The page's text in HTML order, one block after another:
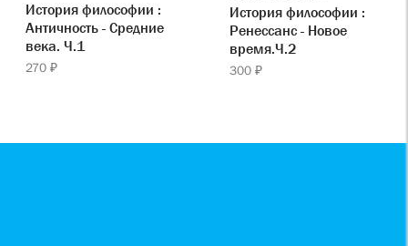
История философии :
Античность - Средние
века. Ч.1
270 ₽
История философии :
Ренессанс - Новое
время.Ч.2
300 ₽